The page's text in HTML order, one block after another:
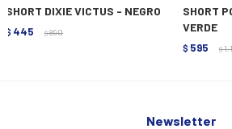
SHORT DIXIE VICTUS - NEGRO
$ 445 $ 890
SHORT
VERDE
$ 595 $
Newsletter